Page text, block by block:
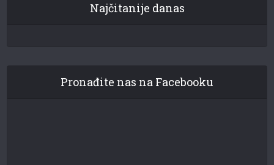
Najčitanije danas
Pronađite nas na Facebooku